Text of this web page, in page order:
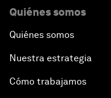
Quiénes somos
Quiénes somos
Nuestra estrategia
Cómo trabajamos